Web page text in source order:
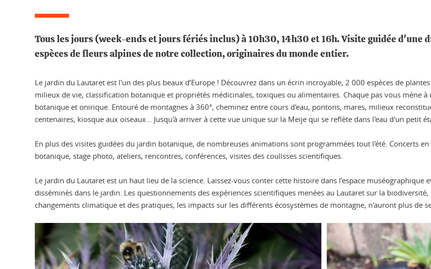
Tous les jours (week-ends et jours fériés inclus) à 10h30, 14h30 et 16h. Visite guidée d'une
espèces de fleurs alpines de notre collection, originaires du monde entier.
Le jardin du Lautaret est l'un des plus beaux d’Europe ! Découvrez dans un écrin incroyable, 2 000 espèces de
milieux de vie, classification botanique et propriétés médicinales, toxiques ou alimentaires. Chaque pas vous mène
botanique et onirique. Entouré de montagnes à 360°, cheminez entre cours d'eau, pontons, mares, milieux
centenaires, kiosque aux oiseaux... Jusqu'à arriver à cette vue unique sur la Meije qui se reflète dans l'eau d'un petit
En plus des visites guidées du jardin botanique, de nombreuses animations sont programmées tout l'été. Concerts
botanique, stage photo, ateliers, rencontres, conférences, visites des coulisses scientifiques.
Le jardin du Lautaret est un haut lieu de la science. Laissez-vous conter cette histoire dans l'espace muséographique
disséminés dans le jardin. Les questionnements des expériences scientifiques menées au Lautaret sur la
changements climatique et des pratiques, les impacts sur les différents écosystèmes de montagne, n'auront plus de